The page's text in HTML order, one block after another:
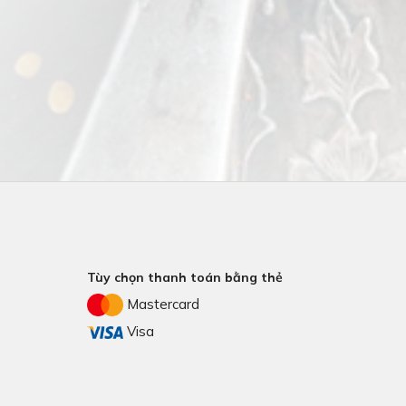
Tùy chọn thanh toán bằng thẻ
Mastercard
Visa